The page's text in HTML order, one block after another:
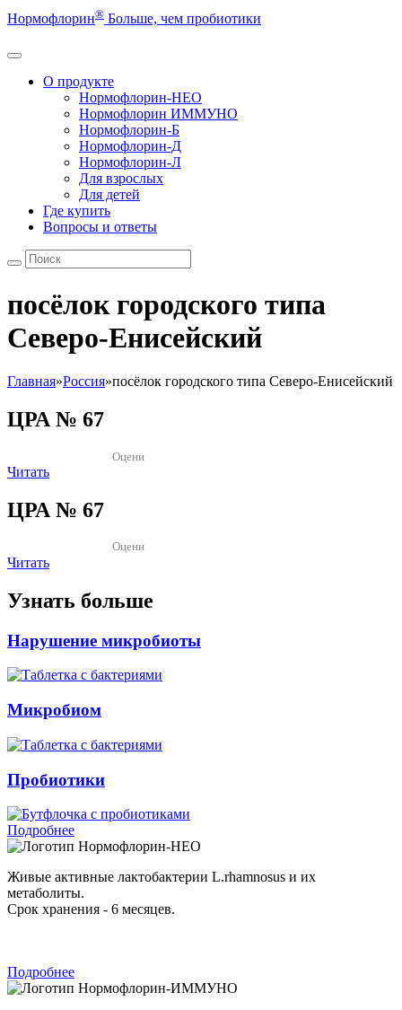
Нормофлорин® Больше, чем пробиотики
О продукте
Нормофлорин-НЕО
Нормофлорин ИММУНО
Нормофлорин-Б
Нормофлорин-Д
Нормофлорин-Л
Для взрослых
Для детей
Где купить
Вопросы и ответы
посёлок городского типа
Северо-Енисейский
Главная»Россия»посёлок городского типа Северо-Енисейский
ЦРА № 67
Оцени
Читать
ЦРА № 67
Оцени
Читать
Узнать больше
Нарушение микробиоты
Микробиом
Пробиотики
Подробнее
Нормофлорин-НЕО
Живые активные лактобактерии L.rhamnosus и их
метаболиты.
Срок хранения - 6 месяцев.
Подробнее
Нормофлорин-ИММУНО